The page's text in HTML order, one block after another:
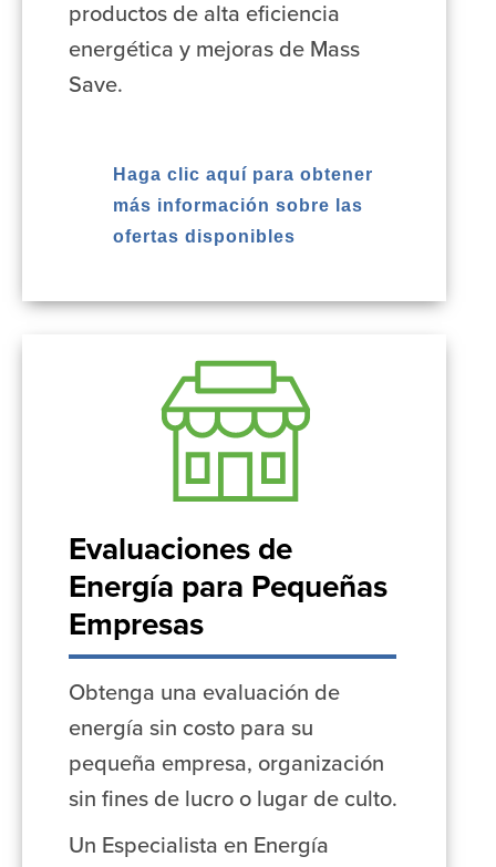
productos de alta eficiencia
energética y mejoras de Mass
Save.
Haga clic aquí para obtener
más información sobre las
ofertas disponibles
Evaluaciones de
Energía para Pequeñas
Empresas
Obtenga una evaluación de
energía sin costo para su
pequeña empresa, organización
sin fines de lucro o lugar de culto.
Un Especialista en Energía